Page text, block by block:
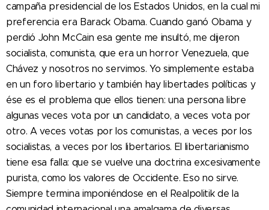
campaña presidencial de los Estados Unidos, en la cual mi
preferencia era Barack Obama. Cuando ganó Obama y
perdió John McCain esa gente me insultó, me dijeron
socialista, comunista, que era un horror Venezuela, que
Chávez y nosotros no servimos. Yo simplemente estaba
en un foro libertario y también hay libertades políticas y
ése es el problema que ellos tienen: una persona libre
algunas veces vota por un candidato, a veces vota por
otro. A veces votas por los comunistas, a veces por los
socialistas, a veces por los libertarios. El libertarianismo
tiene esa falla: que se vuelve una doctrina excesivamente
purista, como los valores de Occidente. Eso no sirve.
Siempre termina imponiéndose en el Realpolitik de la